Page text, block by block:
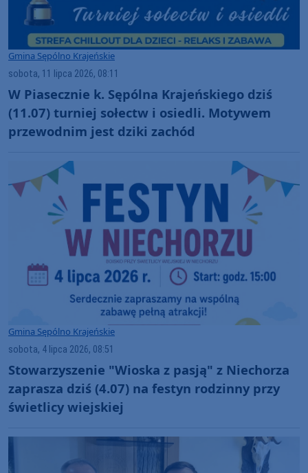
Gmina Sępólno Krajeńskie
sobota, 11 lipca 2026, 08:11
W Piasecznie k. Sępólna Krajeńskiego dziś
(11.07) turniej sołectw i osiedli. Motywem
przewodnim jest dziki zachód
Gmina Sępólno Krajeńskie
sobota, 4 lipca 2026, 08:51
Stowarzyszenie "Wioska z pasją" z Niechorza
zaprasza dziś (4.07) na festyn rodzinny przy
świetlicy wiejskiej